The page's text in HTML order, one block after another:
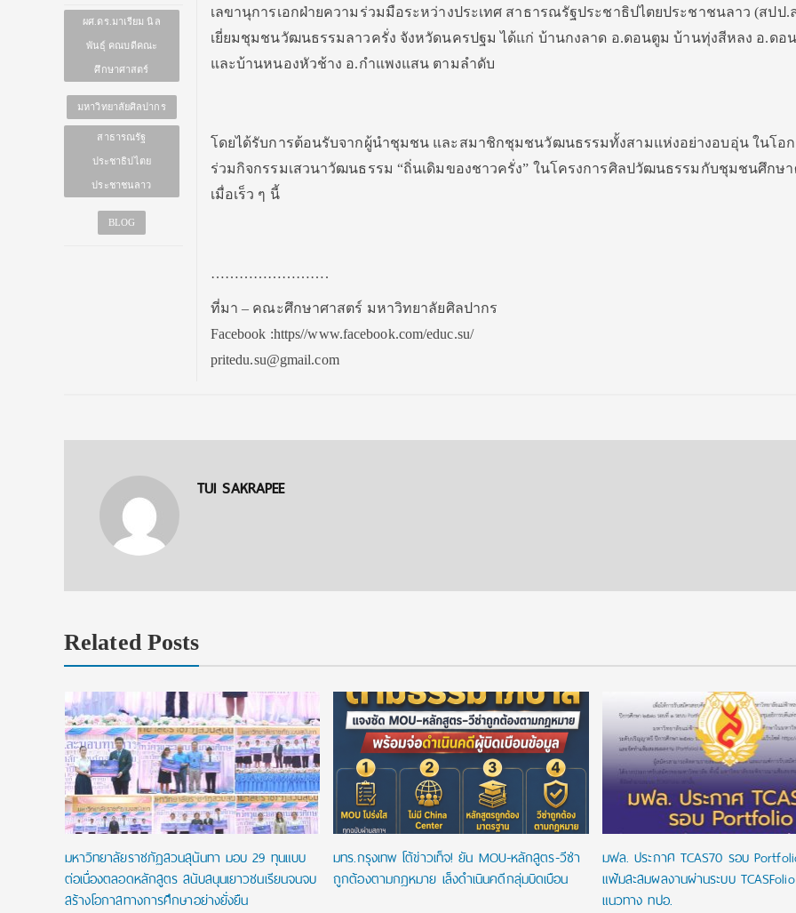
ผศ.ดร.มาเรียม นิล
พันธุ์ คณบดีคณะ
ศึกษาศาสตร์
มหาวิทยาลัยศิลปากร
สาธารณรัฐ
ประชาธิปไตย
ประชาชนลาว
BLOG
เลขานุการเอกฝ่ายความร่วมมือระหว่างประเทศ สาธารณรัฐประชาธิปไตยประชาชนลาว (สปป.
เยี่ยมชุมชนวัฒนธรรมลาวครั่ง จังหวัดนครปฐม ได้แก่ บ้านกงลาด อ.ดอนตูม บ้านทุ่งสีหลง อ.ดอ
และบ้านหนองหัวช้าง อ.กำแพงแสน ตามลำดับ
โดยได้รับการต้อนรับจากผู้นำชุมชน และสมาชิกชุมชนวัฒนธรรมทั้งสามแห่งอย่างอบอุ่น ในโอก
ร่วมกิจกรรมเสวนาวัฒนธรรม “ถิ่นเดิมของชาวครั่ง” ในโครงการศิลปวัฒนธรรมกับชุมชนศึกษา
เมื่อเร็ว ๆ นี้
…………………….
ที่มา – คณะศึกษาศาสตร์ มหาวิทยาลัยศิลปากร
Facebook :https//www.facebook.com/educ.su/
pritedu.su@gmail.com
TUI SAKRAPEE
Related Posts
มหาวิทยาลัยราชภัฏสวนสุนันทา มอบ 29 ทุนแบบ
ต่อเนื่องตลอดหลักสูตร สนับสนุนเยาวชนเรียนจนจบ
สร้างโอกาสทางการศึกษาอย่างยั่งยืน
มทร.กรุงเทพ โต้ข่าวเท็จ! ยัน MOU-หลักสูตร-วีซ่า
ถูกต้องตามกฎหมาย เล็งดำเนินคดีกลุ่มบิดเบือน
มฟล. ประกาศ TCAS70 รอบ
แฟ้มสะสมผลงานผ่านระบบ
แนวทาง ทปอ.